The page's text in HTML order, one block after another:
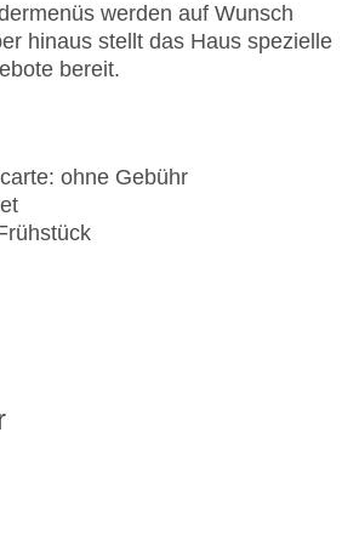
werden auf Wunsch
hinaus stellt das Haus spezielle
bereit.
ohne Gebühr